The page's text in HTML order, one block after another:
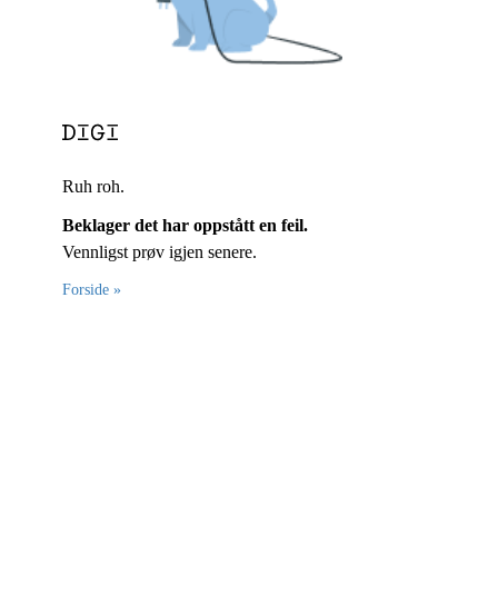
Ruh roh.
Beklager det har oppstått en feil.
Vennligst prøv igjen senere.
Forside »